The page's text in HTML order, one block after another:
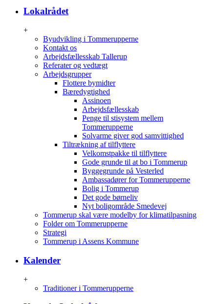
Lokalrådet
+
Byudvikling i Tommerupperne
Kontakt os
Arbejdsfællesskab Tallerup
Referater og vedtægt
Arbejdsgrupper
Flottere bymidter
Bæredygtighed
Assinoen
Arbejdsfællesskab
Penge til stisystem mellem
Tommerupperne
Solvarme giver god samvittighed
Tiltrækning af tilflyttere
Velkomstpakke til tilflyttere
Gode grunde til at bo i Tommerup
Byggegrunde på Vesterled
Ambassadører for Tommerupperne
Bolig i Tommerup
Det gode børneliv
Nyt boligområde Smedevej
Tommerup skal være modelby for klimatilpasning
Folder om Tommerupperne
Strategi
Tommerup i Assens Kommune
Kalender
+
Traditioner i Tommerupperne